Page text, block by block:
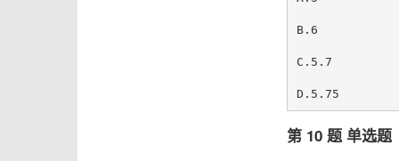
B.6
C.5.7
第 10 题 单选题